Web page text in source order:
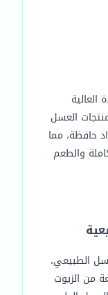
العسل
حافظة، مما
والطعم
الطبيعي،
من الزيوت